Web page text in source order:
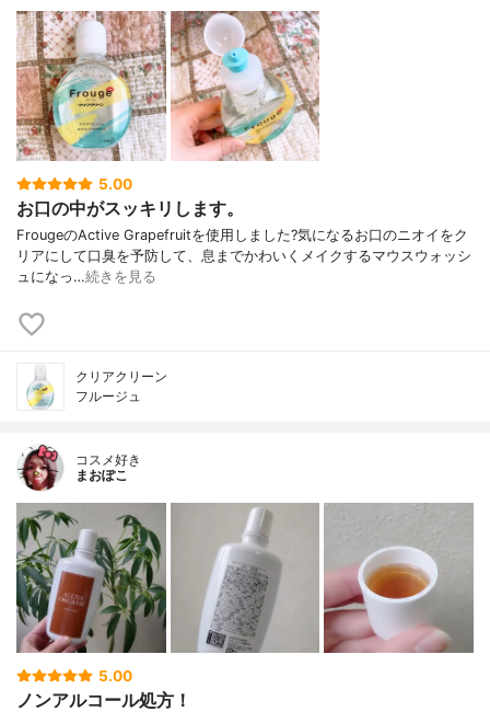
5.00
お口の中がスッキリします。
FrougeのActive Grapefruitを使用しました?気になるお口のニオイをク
リアにして口臭を予防して、息までかわいくメイクするマウスウォッシ
ュになっ…続きを見る
クリアクリーン
フルージュ
コスメ好き
まおぽこ
5.00
ノンアルコール処方！